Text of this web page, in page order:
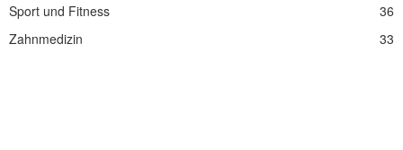
Sport und Fitness
36
Zahnmedizin
33